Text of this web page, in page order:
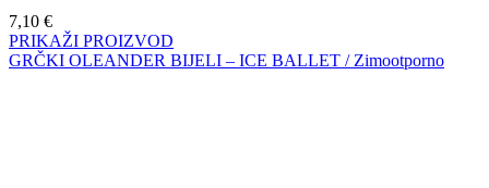
7,10 €
PRIKAŽI PROIZVOD
GRČKI OLEANDER BIJELI – ICE BALLET / Zimootporno